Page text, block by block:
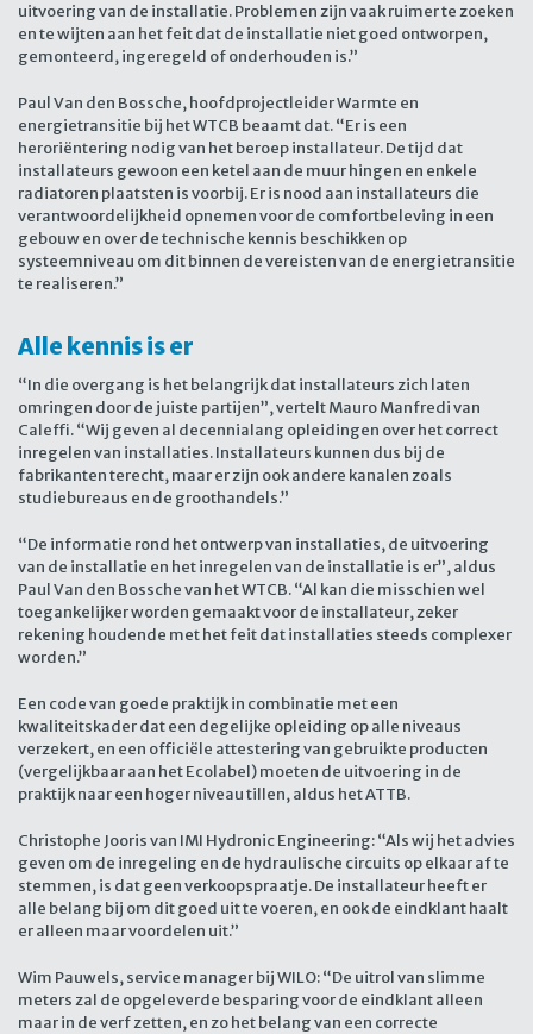
uitvoering van de installatie. Problemen zijn vaak ruimer te zoeken
en te wijten aan het feit dat de installatie niet goed ontworpen,
gemonteerd, ingeregeld of onderhouden is.”
Paul Van den Bossche, hoofdprojectleider Warmte en
energietransitie bij het WTCB beaamt dat. “Er is een
heroriëntering nodig van het beroep installateur. De tijd dat
installateurs gewoon een ketel aan de muur hingen en enkele
radiatoren plaatsten is voorbij. Er is nood aan installateurs die
verantwoordelijkheid opnemen voor de comfortbeleving in een
gebouw en over de technische kennis beschikken op
systeemniveau om dit binnen de vereisten van de energietransitie
te realiseren.”
Alle kennis is er
“In die overgang is het belangrijk dat installateurs zich laten
omringen door de juiste partijen”, vertelt Mauro Manfredi van
Caleffi. “Wij geven al decennialang opleidingen over het correct
inregelen van installaties. Installateurs kunnen dus bij de
fabrikanten terecht, maar er zijn ook andere kanalen zoals
studiebureaus en de groothandels.”
“De informatie rond het ontwerp van installaties, de uitvoering
van de installatie en het inregelen van de installatie is er”, aldus
Paul Van den Bossche van het WTCB. “Al kan die misschien wel
toegankelijker worden gemaakt voor de installateur, zeker
rekening houdende met het feit dat installaties steeds complexer
worden.”
Een code van goede praktijk in combinatie met een
kwaliteitskader dat een degelijke opleiding op alle niveaus
verzekert, en een officiële attestering van gebruikte producten
(vergelijkbaar aan het Ecolabel) moeten de uitvoering in de
praktijk naar een hoger niveau tillen, aldus het ATTB.
Christophe Jooris van IMI Hydronic Engineering: “Als wij het advies
geven om de inregeling en de hydraulische circuits op elkaar af te
stemmen, is dat geen verkoopspraatje. De installateur heeft er
alle belang bij om dit goed uit te voeren, en ook de eindklant haalt
er alleen maar voordelen uit.”
Wim Pauwels, service manager bij WILO: “De uitrol van slimme
meters zal de opgeleverde besparing voor de eindklant alleen
maar in de verf zetten, en zo het belang van een correcte